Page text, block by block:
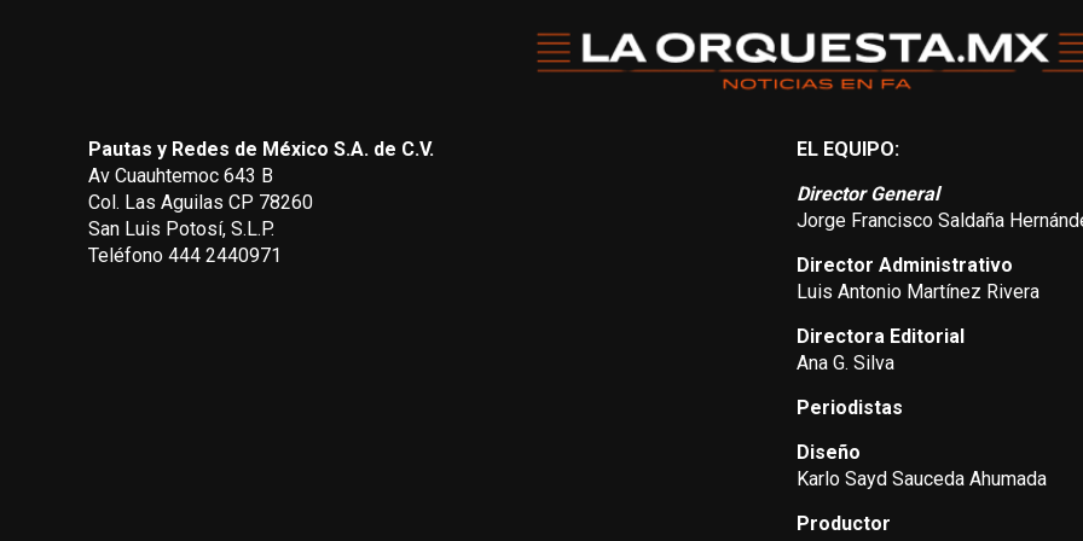
Pautas y Redes de México S.A. de C.V.
Av Cuauhtemoc 643 B
Col. Las Aguilas CP 78260
San Luis Potosí, S.L.P.
Teléfono 444 2440971
EL EQUIPO:
Director General
Jorge Francisco Saldaña
Director Administrativo
Luis Antonio Martínez Rivera
Directora Editorial
Ana G. Silva
Periodistas
Diseño
Karlo Sayd Sauceda Ahumada
Productor